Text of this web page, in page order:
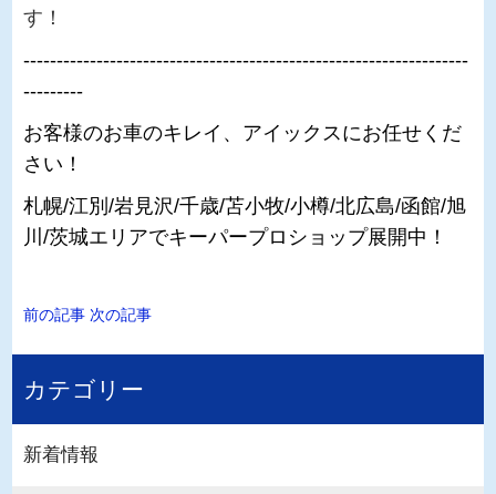
す！
-------------------------------------------------------------------
---------
お客様のお車のキレイ、アイックスにお任せくだ
さい！
札幌/江別/岩見沢/千歳/苫小牧/小樽/北広島/函館/旭
川/茨城エリアでキーパープロショップ展開中！
前の記事 次の記事
カテゴリー
新着情報